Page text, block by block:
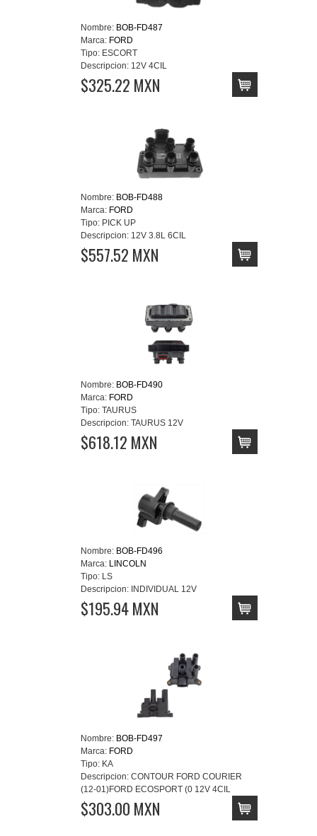
Nombre: BOB-FD487
Marca: FORD
Tipo: ESCORT
Descripcion: 12V 4CIL
$325.22 MXN
Nombre: BOB-FD488
Marca: FORD
Tipo: PICK UP
Descripcion: 12V 3.8L 6CIL
$557.52 MXN
Nombre: BOB-FD490
Marca: FORD
Tipo: TAURUS
Descripcion: TAURUS 12V
$618.12 MXN
Nombre: BOB-FD496
Marca: LINCOLN
Tipo: LS
Descripcion: INDIVIDUAL 12V
$195.94 MXN
Nombre: BOB-FD497
Marca: FORD
Tipo: KA
Descripcion: CONTOUR FORD COURIER
(12-01)FORD ECOSPORT (0 12V 4CIL
$303.00 MXN